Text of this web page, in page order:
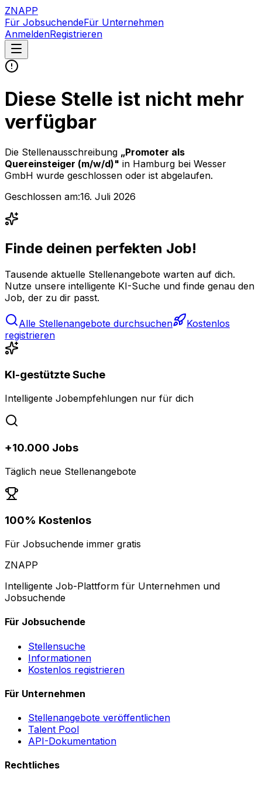
ZNAPP
Für JobsuchendeFür Unternehmen
AnmeldenRegistrieren
Diese Stelle ist nicht mehr
verfügbar
Die Stellenausschreibung „Promoter als
Quereinsteiger (m/w/d)" in Hamburg bei Wesser
GmbH wurde geschlossen oder ist abgelaufen.
Geschlossen am:16. Juli 2026
Finde deinen perfekten Job!
Tausende aktuelle Stellenangebote warten auf dich.
Nutze unsere intelligente KI-Suche und finde genau den
Job, der zu dir passt.
Alle Stellenangebote durchsuchen
Kostenlos
registrieren
KI-gestützte Suche
Intelligente Jobempfehlungen nur für dich
+10.000 Jobs
Täglich neue Stellenangebote
100% Kostenlos
Für Jobsuchende immer gratis
ZNAPP
Intelligente Job-Plattform für Unternehmen und
Jobsuchende
Für Jobsuchende
Stellensuche
Informationen
Kostenlos registrieren
Für Unternehmen
Stellenangebote veröffentlichen
Talent Pool
API-Dokumentation
Rechtliches